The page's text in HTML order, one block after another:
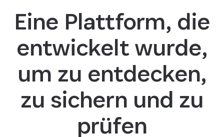
Eine Plattform, die
entwickelt wurde,
um zu entdecken,
zu sichern und zu
prüfen